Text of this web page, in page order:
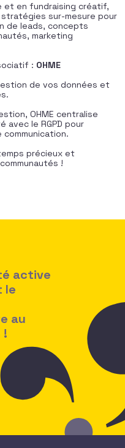
et en fundraising créatif,
sur-mesure pour
de leads, concepts
marketing
: OHME
de vos données et
OHME centralise
le RGPD pour
précieux et
!
active
le
au
!